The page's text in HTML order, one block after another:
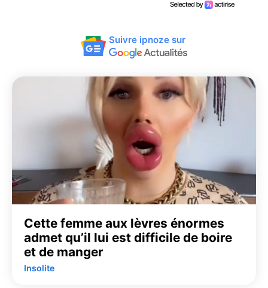
Suivre ipnoze sur
Cette femme aux lèvres énormes
admet qu’il lui est difficile de boire
et de manger
Insolite